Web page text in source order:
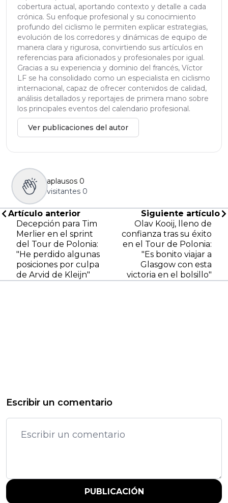
cobertura actual, aportando contexto y detalle a cada
crónica. Su enfoque profesional y su conocimiento
profundo del ciclismo le permiten explicar estrategias,
evolución de los corredores y dinámicas de equipo de
manera clara y rigurosa, convirtiendo sus artículos en
referencias para aficionados y profesionales por igual.
Gracias a su experiencia y dominio del francés, Víctor
LF se ha consolidado como un especialista en ciclismo
internacional, capaz de ofrecer contenidos de calidad,
análisis detallados y reportajes de primera mano sobre
los principales eventos del calendario profesional.
Ver publicaciones del autor
aplausos 0
visitantes 0
Artículo anterior
Decepción para Tim
Merlier en el sprint
del Tour de Polonia:
"He perdido algunas
posiciones por culpa
de Arvid de Kleijn"
Siguiente artículo
Olav Kooij, lleno de
confianza tras su éxito
en el Tour de Polonia:
"Es bonito viajar a
Glasgow con esta
victoria en el bolsillo"
Escribir un comentario
PUBLICACIÓN